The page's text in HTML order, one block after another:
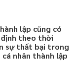
lập cũng có
theo thời
sự thất bại trong
nhân thành lập